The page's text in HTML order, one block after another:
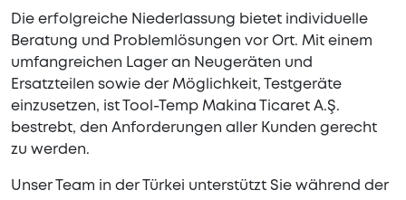
Die erfolgreiche Niederlassung bietet individuelle
Beratung und Problemlösungen vor Ort. Mit einem
umfangreichen Lager an Neugeräten und
Ersatzteilen sowie der Möglichkeit, Testgeräte
einzusetzen, ist Tool-Temp Makina Ticaret A.Ş.
bestrebt, den Anforderungen aller Kunden gerecht
zu werden.
Unser Team in der Türkei unterstützt Sie während der